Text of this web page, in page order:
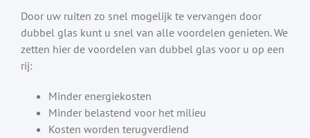
Door uw ruiten zo snel mogelijk te vervangen door
dubbel glas kunt u snel van alle voordelen genieten. We
zetten hier de voordelen van dubbel glas voor u op een
rij:
Minder energiekosten
Minder belastend voor het milieu
Kosten worden terugverdiend